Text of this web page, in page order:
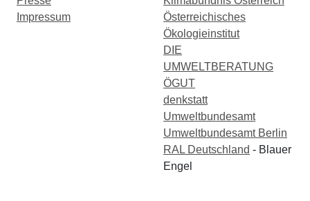
Impressum
Österreichisches
Ökologieinstitut
DIE
UMWELTBERATUNG
ÖGUT
denkstatt
Umweltbundesamt
Umweltbundesamt Berlin
RAL Deutschland - Blauer
Engel